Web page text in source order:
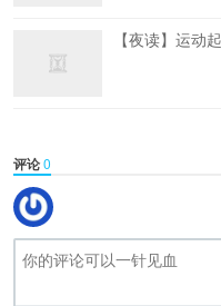
【夜读】运动
评论0